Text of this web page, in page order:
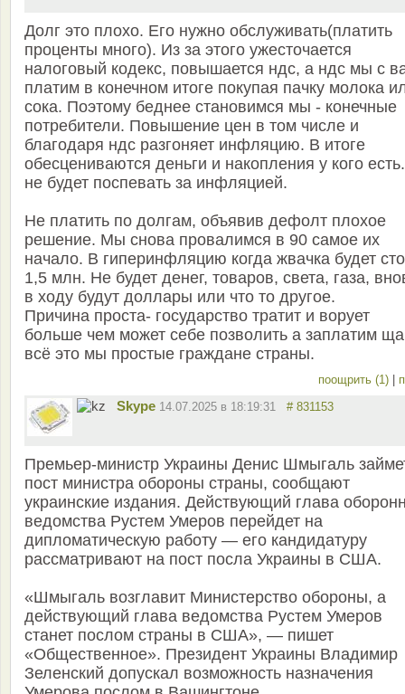
Долг это плохо. Его нужно обслуживать(платить
проценты много). Из за этого ужесточается
налоговый кодекс, повышается ндс, а ндс мы с
платим в конечном итоге покупая пачку молока
сока. Поэтому беднее становимся мы - конечные
потребители. Повышение цен в том числе и
благодаря ндс разгоняет инфляцию. В итоге
обесцениваются деньги и накопления у кого
не будет поспевать за инфляцией.
Не платить по долгам, объявив дефолт плохое
решение. Мы снова провалимся в 90 самое их
начало. В гиперинфляцию когда жвачка будет
1,5 млн. Не будет денег, товаров, света, газа,
в ходу будут доллары или что то другое.
Причина проста- государство тратит и ворует
больше чем может себе позволить а заплатим ща
всё это мы простые граждане страны.
поощрить (1) |
Skype 14.07.2025 в 18:19:31 # 831153
Премьер-министр Украины Денис Шмыгаль
пост министра обороны страны, сообщают
украинские издания. Действующий глава
ведомства Рустем Умеров перейдет на
дипломатическую работу — его кандидатуру
рассматривают на пост посла Украины в США.
«Шмыгаль возглавит Министерство обороны, а
действующий глава ведомства Рустем Умеров
станет послом страны в США», — пишет
«Общественное». Президент Украины Владимир
Зеленский допускал возможность назначения